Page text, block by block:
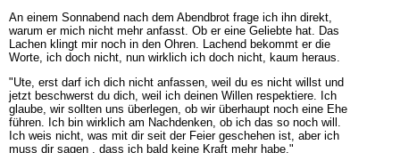
An einem Sonnabend nach dem Abendbrot frage ich ihn direkt,
warum er mich nicht mehr anfasst. Ob er eine Geliebte hat. Das
Lachen klingt mir noch in den Ohren. Lachend bekommt er die
Worte, ich doch nicht, nun wirklich ich doch nicht, kaum heraus.
"Ute, erst darf ich dich nicht anfassen, weil du es nicht willst und
jetzt beschwerst du dich, weil ich deinen Willen respektiere. Ich
glaube, wir sollten uns überlegen, ob wir überhaupt noch eine Ehe
führen. Ich bin wirklich am Nachdenken, ob ich das so noch will.
Ich weis nicht, was mit dir seit der Feier geschehen ist, aber ich
muss dir sagen , dass ich bald keine Kraft mehr habe."